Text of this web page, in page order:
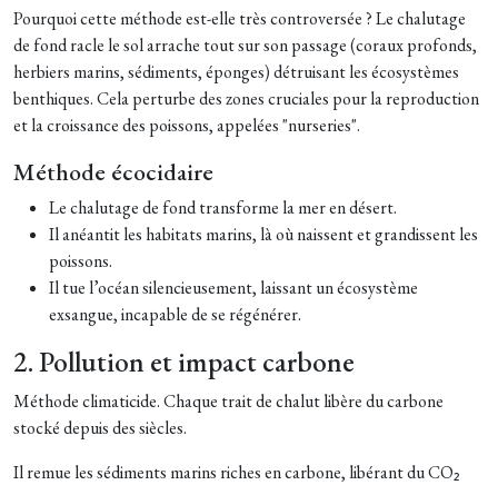
Pourquoi cette méthode est-elle très controversée ?Le chalutage
de fond racle le sol arrache tout sur son passage (coraux profonds,
herbiers marins, sédiments,éponges) détruisant les écosystèmes
benthiques. Cela perturbe des zones cruciales pour la reproduction
et la croissance des poissons, appelées "nurseries".
Méthode écocidaire
Le chalutage de fond transforme la mer en désert.
Il anéantit les habitats marins, là où naissent et grandissent les
poissons.
Il tue l’océan silencieusement, laissant un écosystème
exsangue, incapable de se régénérer.
2. Pollution et impact carbone
Méthode climaticide.Chaque trait de chalut libère du carbone
stocké depuis des siècles.
Il remue les sédiments marins riches en carbone, libérant du CO₂